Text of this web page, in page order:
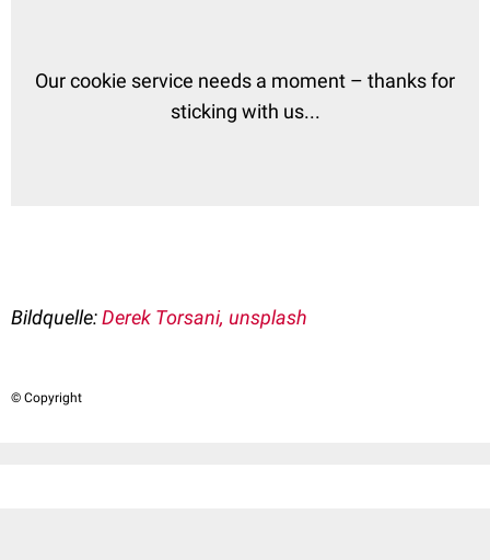
Our cookie service needs a moment – thanks for
sticking with us...
Bildquelle:Derek Torsani, unsplash
© Copyright